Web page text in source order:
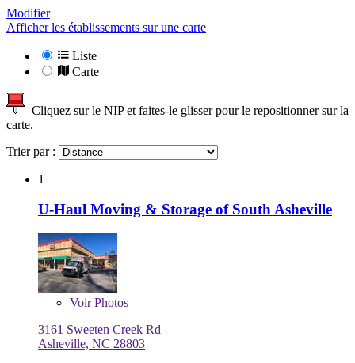
Modifier
Afficher les établissements sur une carte
Liste
Carte
Cliquez sur le NIP et faites-le glisser pour le repositionner sur la
carte.
Trier par :
1
U-Haul Moving & Storage of South Asheville
VoirPhotos
3161 Sweeten Creek Rd
Asheville, NC 28803